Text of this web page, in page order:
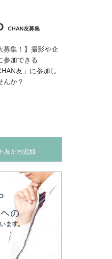
CHAN友募集
募集！】撮影や企
参加できる
友」に参加し
んか？